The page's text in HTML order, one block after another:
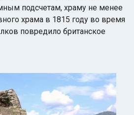
подсчетам, храму не менее
храма в 1815 году во время
повредило британское